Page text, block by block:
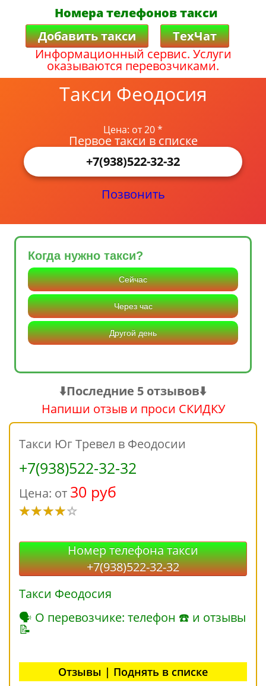
Номера телефонов такси
Добавить такси
ТехЧат
Информационный сервис. Услуги
оказываются перевозчиками.
Такси Феодосия
Цена: от 20 *
Первое такси в списке
+7(938)522-32-32
Позвонить
Когда нужно такси?
Сейчас
Через час
Другой день
⬇️Последние 5 отзывов⬇️
Напиши отзыв и проси СКИДКУ
Такси Юг Тревел в Феодосии
+7(938)522-32-32
Цена: от 30 руб
Номер телефона такси
+7(938)522-32-32
Такси Феодосия
🗣 О перевозчике: телефон ☎ и отзывы
📝
Отзывы | Поднять в списке